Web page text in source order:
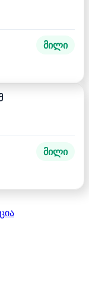
მილი
მილი